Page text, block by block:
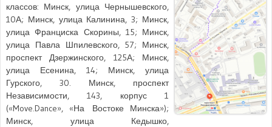
классов: Минск, улица Чернышевского,
10А; Минск, улица Калинина, 3; Минск,
улица Франциска Скорины, 15; Минск,
улица Павла Шпилевского, 57; Минск,
проспект Дзержинского, 125А; Минск,
улица Есенина, 14; Минск, улица
Гурского, 30. Минск, проспект
Независимости, 143, корпус 1
(«Move.Dance», «На Востоке Минска»);
Минск, улица Кедышко,